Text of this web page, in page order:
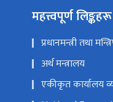
महत्त्वपूर्ण लिङ्कहरू
प्रधानमन्त्री तथा
अर्थ मन्त्रालय
एकीकृत कार्यालय